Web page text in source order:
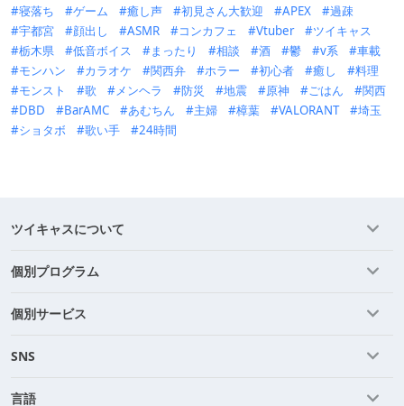
寝落ち
ゲーム 癒し声 初見さん大歓迎 APEX
過疎
宇都宮
顔出し ASMR コンカフェ Vtuber
ツイキャス
栃木県
低音ボイス まったり 相談 酒 鬱 v系
車載
モンハン
カラオケ 関西弁 ホラー 初心者 癒し
料理
モンスト
歌 メンヘラ 防災 地震 原神 ごはん
関西
DBD
BarAMC あむちん 主婦 樟葉 VALORANT
埼玉
ショタボ
歌い手 24時間
ツイキャスについて
個別プログラム
個別サービス
SNS
言語